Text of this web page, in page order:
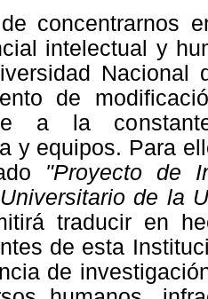
concentrarnos
intelectual y
Nacional
de
a la
y equipos. Para
"Proyecto de
de la
traducir en
de esta
de